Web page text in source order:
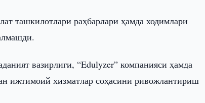
ташкилотлари раҳбарлари ҳамда ходимлари
вазирлиги, “Edulyzer” компанияси ҳамда
ижтимоий хизматлар соҳасини ривожлантириш